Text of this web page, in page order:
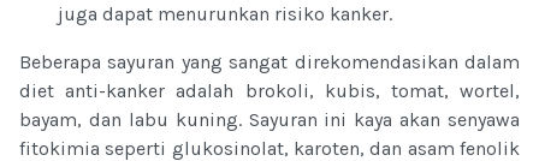
juga dapat menurunkan risiko kanker.
Beberapa sayuran yang sangat direkomendasikan dalam
diet anti-kanker adalah brokoli, kubis, tomat, wortel,
bayam, dan labu kuning. Sayuran ini kaya akan senyawa
fitokimia seperti glukosinolat, karoten, dan asam fenolik